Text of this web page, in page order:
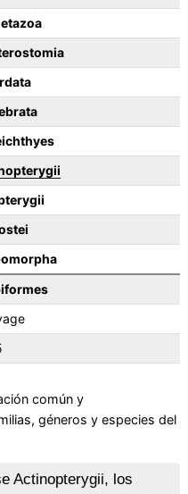
común y
géneros y especies del
Actinopterygii, los